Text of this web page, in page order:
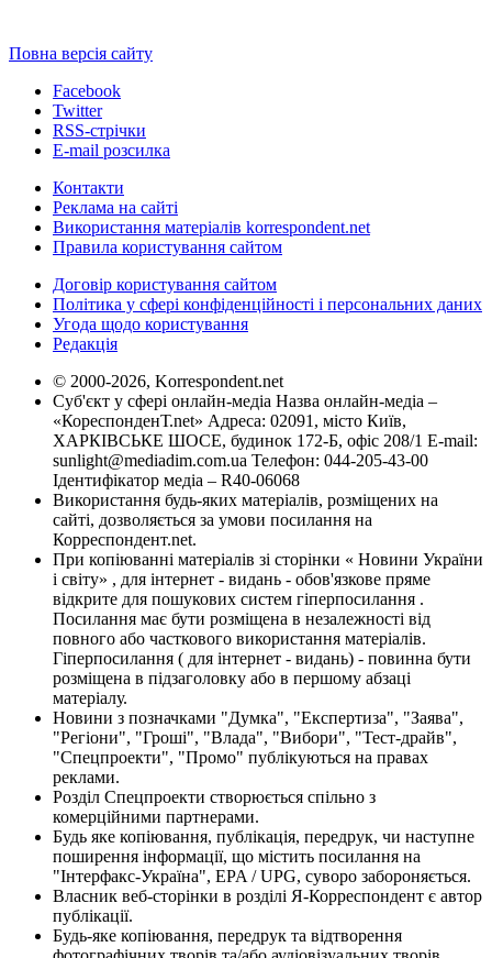
Повна версія сайту
Facebook
Twitter
RSS-стрічки
E-mail розсилка
Контакти
Реклама на сайті
Використання матеріалів korrespondent.net
Правила користування сайтом
Договір користування сайтом
Політика у сфері конфіденційності і персональних даних
Угода щодо користування
Редакція
© 2000-2026, Korrespondent.net
Суб'єкт у сфері онлайн-медіа Назва онлайн-медіа –
«КореспонденТ.net» Адреса: 02091, місто Київ,
ХАРКІВСЬКЕ ШОСЕ, будинок 172-Б, офіс 208/1 E-mail:
sunlight@mediadim.com.ua Телефон: 044-205-43-00
Ідентифікатор медіа – R40-06068
Використання будь-яких матеріалів, розміщених на
сайті, дозволяється за умови посилання на
Корреспондент.net.
При копіюванні матеріалів зі сторінки « Новини України
і світу» , для інтернет - видань - обов'язкове пряме
відкрите для пошукових систем гіперпосилання .
Посилання має бути розміщена в незалежності від
повного або часткового використання матеріалів.
Гіперпосилання ( для інтернет - видань) - повинна бути
розміщена в підзаголовку або в першому абзаці
матеріалу.
Новини з позначками "Думка", "Експертиза", "Заява",
"Регіони", "Гроші", "Влада", "Вибори", "Тест-драйв",
"Спецпроекти", "Промо" публікуються на правах
реклами.
Розділ Спецпроекти створюється спільно з
комерційними партнерами.
Будь яке копіювання, публікація, передрук, чи наступне
поширення інформації, що містить посилання на
"Інтерфакс-Україна", EPA / UPG, суворо забороняється.
Власник веб-сторінки в розділі Я-Корреспондент є автор
публікації.
Будь-яке копіювання, передрук та відтворення